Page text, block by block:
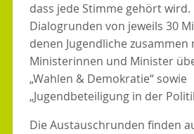
dass jede Stimme gehört wird.
Dialogrunden von jeweils 30
denen Jugendliche
Ministerinnen und Minister
„Wahlen & Demokratie“ sowie
„Jugendbeteiligung in der
Die Austauschrunden finden